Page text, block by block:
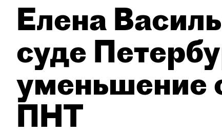
Елена
суде
уменьшение
ПНТ